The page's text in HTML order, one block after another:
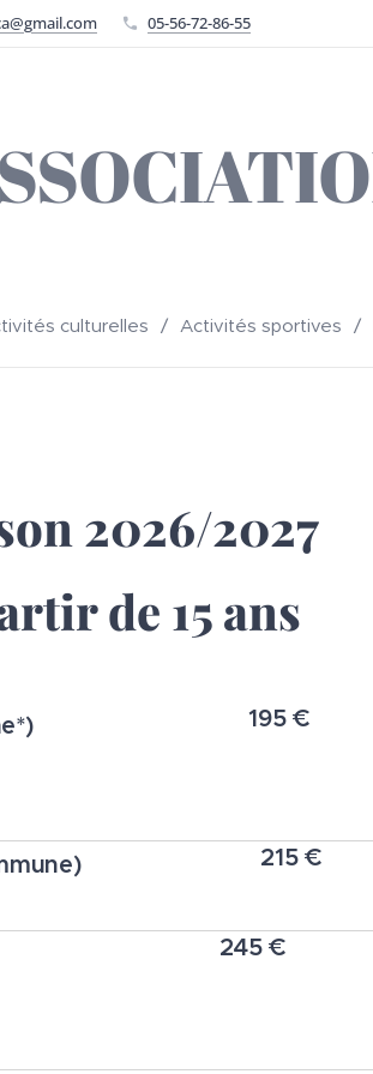
05-56-72-86-55
culturelles Activités sportives
2026/2027
de 15 ans
195 €
215 €
245 €